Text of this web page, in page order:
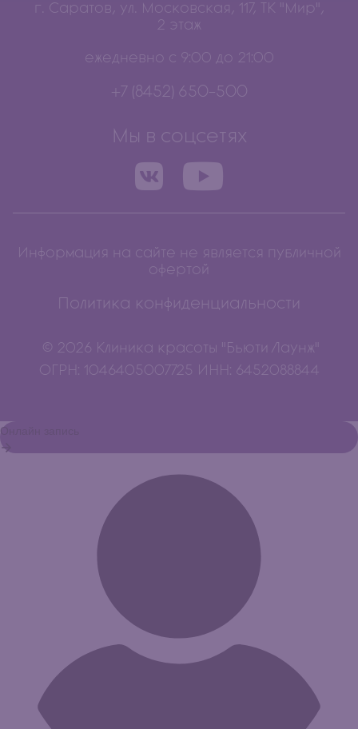
г. Саратов, ул. Московская, 117, ТК "Мир",
2 этаж
ежедневно с 9:00 до 21:00
+7 (8452) 650-500
Мы в соцсетях
Информация на сайте не является публичной
офертой
Политика конфиденциальности
© 2026 Клиника красоты "Бьюти Лаунж"
ОГРН: 1046405007725 ИНН: 6452088844